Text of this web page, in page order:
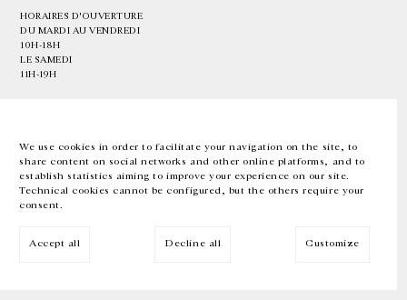
We use cookies in order to facilitate your navigation on the site, to
share content on social networks and other online platforms, and to
establish statistics aiming to improve your experience on our site.
Technical cookies cannot be configured, but the others require your
consent.
Accept all Decline all Customize
HORAIRES D'OUVERTURE
DU MARDI AU VENDREDI
10H-18H
LE SAMEDI
11H-19H
EN FR 中文 Facebook Instagram
Inscrivez-vous à notre newsletter